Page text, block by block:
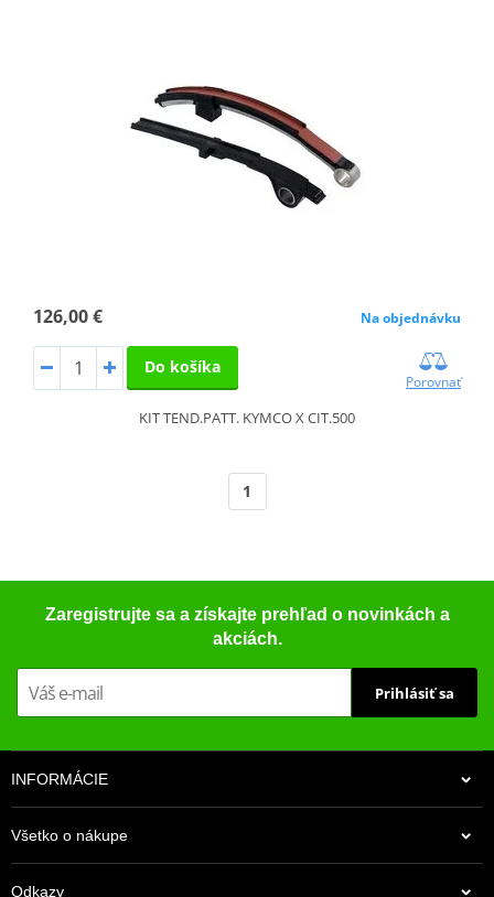
126,00 € Na objednávku
Do košíka
Porovnať
KIT TEND.PATT. KYMCO X CIT.500
1
Zaregistrujte sa a získajte prehľad o novinkách a
akciách.
Prihlásiť sa
INFORMÁCIE
Všetko o nákupe
Odkazy